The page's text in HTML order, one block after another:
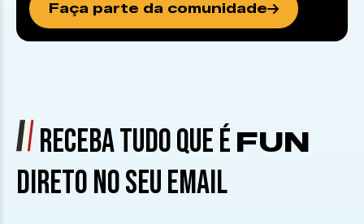
Faça parte da comunidade
RECEBA TUDO QUE É FUN
DIRETO NO SEU EMAIL